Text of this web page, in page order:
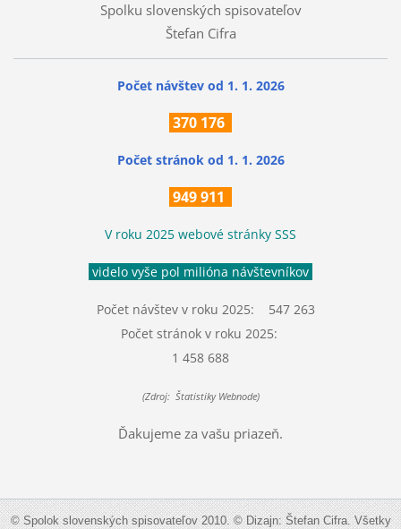
Spolku slovenských spisovateľov
Štefan Cifra
Počet návštev od 1. 1. 2026
370 176
Počet stránok od 1. 1. 2026
949 911
V roku 2025 webové stránky SSS
videlo vyše pol milióna návštevníkov
Počet návštev v roku 2025: 547 263
Počet stránok v roku 2025:
1 458 688
(Zdroj: Štatistiky Webnode)
Ďakujeme za vašu priazeň.
© Spolok slovenských spisovateľov 2010. © Dizajn: Štefan Cifra. Všetky